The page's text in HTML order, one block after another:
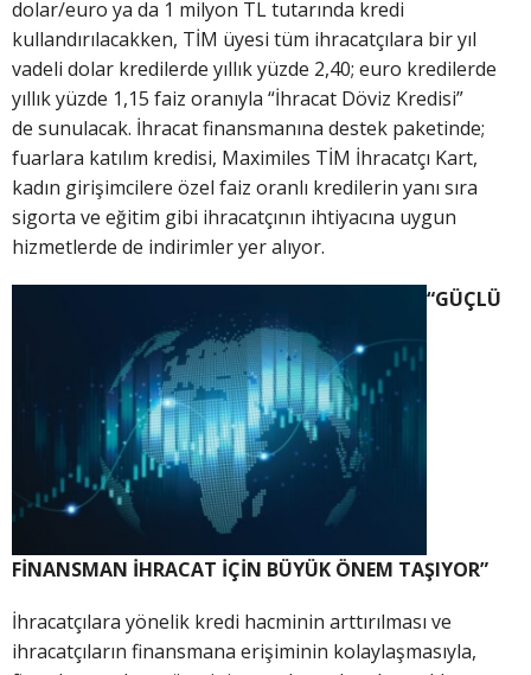
dolar/euro ya da 1 milyon TL tutarında kredi
kullandırılacakken, TİM üyesi tüm ihracatçılara bir yıl
vadeli dolar kredilerde yıllık yüzde 2,40; euro kredilerde
yıllık yüzde 1,15 faiz oranıyla “İhracat Döviz Kredisi”
de sunulacak. İhracat finansmanına destek paketinde;
fuarlara katılım kredisi, Maximiles TİM İhracatçı Kart,
kadın girişimcilere özel faiz oranlı kredilerin yanı sıra
sigorta ve eğitim gibi ihracatçının ihtiyacına uygun
hizmetlerde de indirimler yer alıyor.
“GÜÇLÜ
FİNANSMAN İHRACAT İÇİN BÜYÜK ÖNEM TAŞIYOR”
İhracatçılara yönelik kredi hacminin arttırılması ve
ihracatçıların finansmana erişiminin kolaylaşmasıyla,